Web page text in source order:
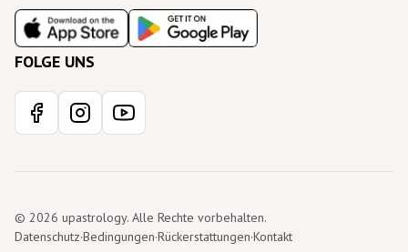
FOLGE UNS
© 2026 upastrology. Alle Rechte vorbehalten.
Datenschutz·Bedingungen·Rückerstattungen·Kontakt